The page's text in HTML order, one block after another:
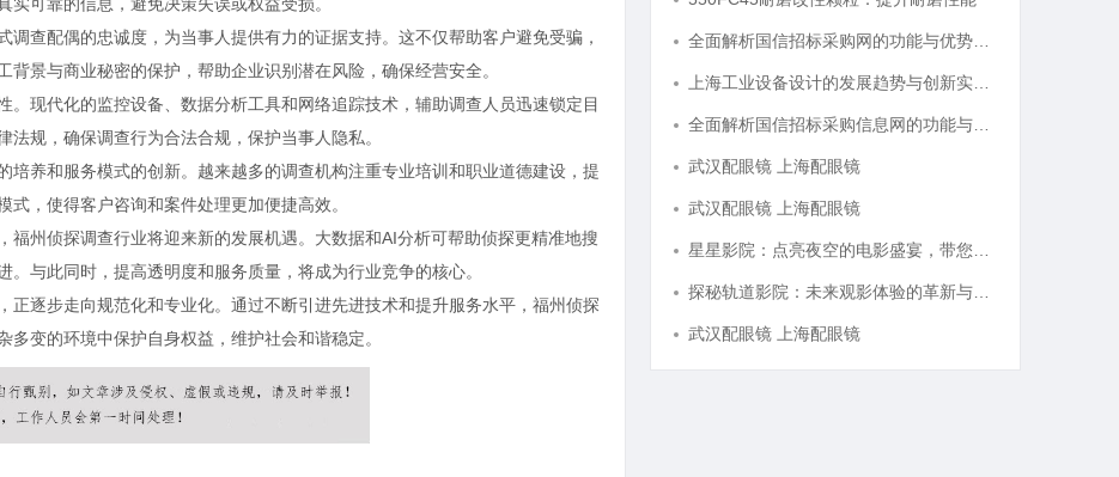
查配偶的忠诚度，为当事人提供有力的证据支持。这不仅帮助客户避免受骗，
景与商业秘密的保护，帮助企业识别潜在风险，确保经营安全。
现代化的监控设备、数据分析工具和网络追踪技术，辅助调查人员迅速锁定目
规，确保调查行为合法合规，保护当事人隐私。
培养和服务模式的创新。越来越多的调查机构注重专业培训和职业道德建设，提
，使得客户咨询和案件处理更加便捷高效。
福州侦探调查行业将迎来新的发展机遇。大数据和AI分析可帮助侦探更精准地搜
与此同时，提高透明度和服务质量，将成为行业竞争的核心。
正逐步走向规范化和专业化。通过不断引进先进技术和提升服务水平，福州侦探
变的环境中保护自身权益，维护社会和谐稳定。
武汉配眼镜 上海配眼镜
武汉配眼镜 上海配眼镜
武汉配眼镜 上海配眼镜